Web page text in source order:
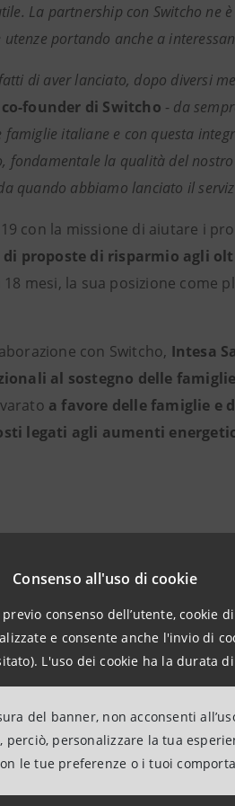
Consenso all'uso di cookie
consenso dell’utente, cookie
e consente anche l'invio di
L'uso dei cookie ha la durata
del banner, non acconsenti
personalizzare la tua
le tue preferenze o i tuoi
La partnership con Switcho
portando anche a
di aver lanciato, dopo diversi
co-founder di Switcho - da
famiglie italiane e con questa
fondamentale la qualità del
quando abbiamo lanciato il
con la missione di aiutare i
proposte di risparmio agli
mesi, la sua posizione come
con Switcho, Intesa
al sostegno delle
a favore delle famiglie e
legati agli aumenti
alessandro@saykudos.co
rebecca@saykudos.co
dei Territori e Media Locali